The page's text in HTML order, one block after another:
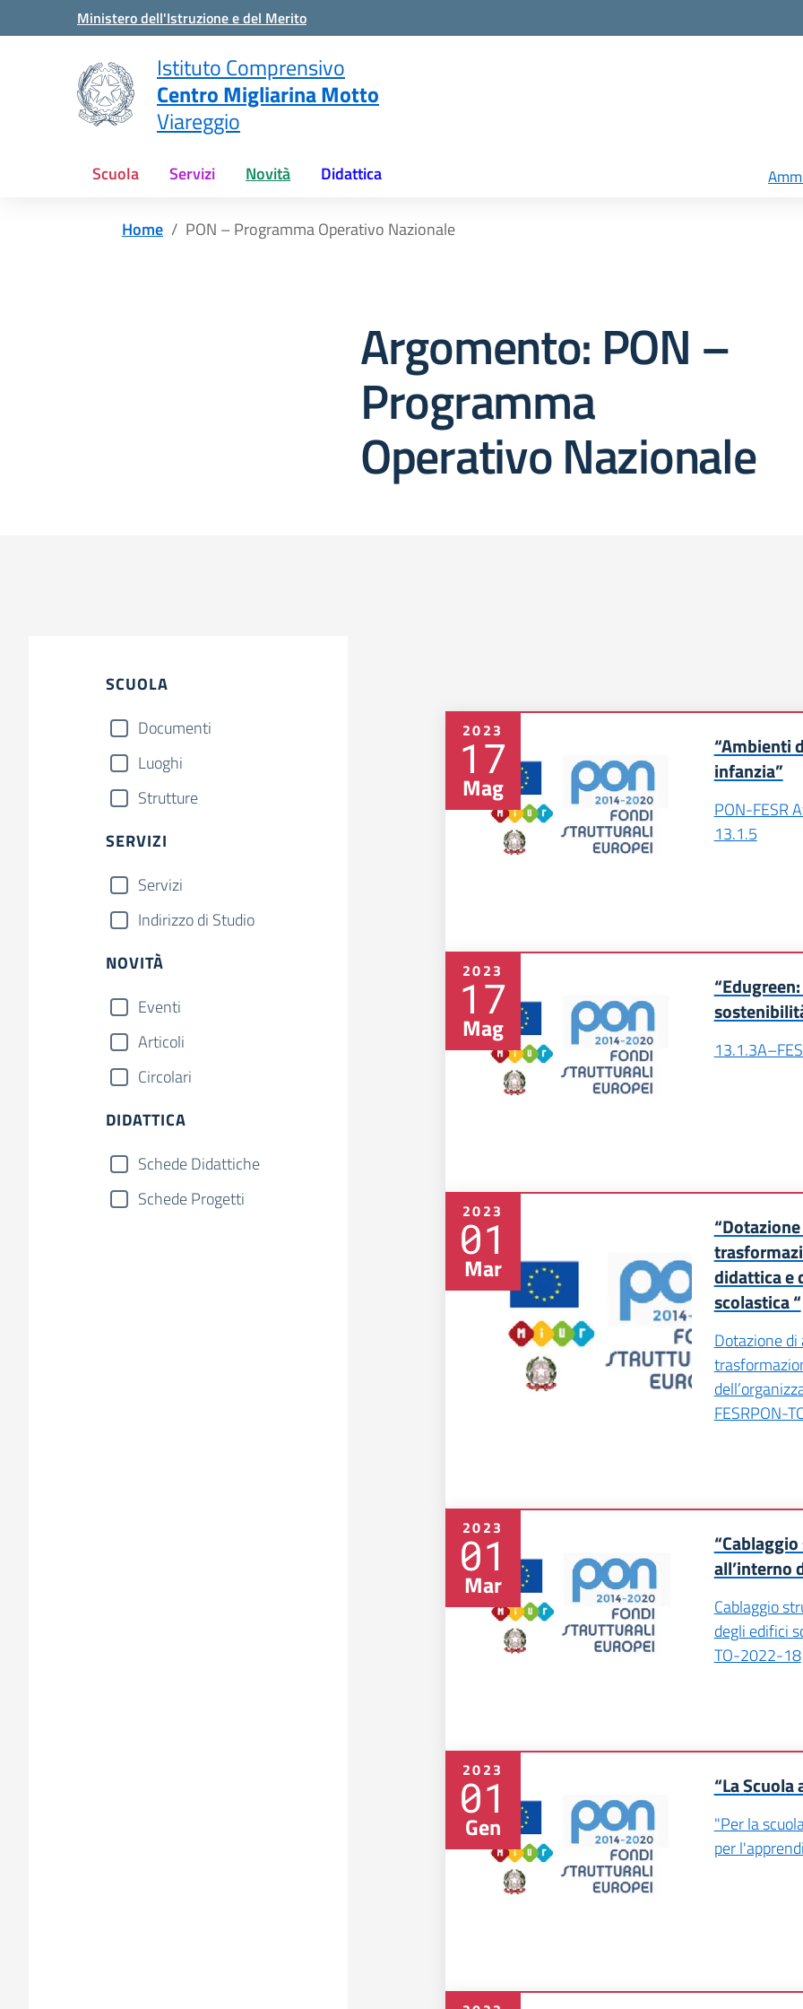
Vai ai contenuti
Vai al menu di navigazione
Ministero dell'Istruzione e del Merito
Istituto Comprensivo
Centro Migliarina Motto
Viareggio
Scuola Servizi Novità Didattica
Home PON – Programma Operativo Nazionale
Argomento: PON –
Programma
Operativo Nazionale
SCUOLA
Documenti
Luoghi
Strutture
SERVIZI
Servizi
Indirizzo di Studio
NOVITÀ
Eventi
Articoli
Circolari
DIDATTICA
Schede Didattiche
Schede Progetti
2023
17
Mag
“Ambienti
infanzia”
PON-FESR
13.1.5
2023
17
Mag
2023
01
Mar
didattica e
scolastica “
Dotazione
FESRPON-
2023
01
Mar
all’interno
Cablaggio
degli edifici
TO-2022-18
2023
01
Gen
“La
"Per la
per